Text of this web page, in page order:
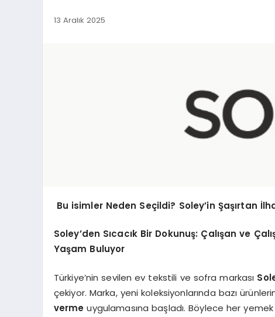
13 Aralık 2025
Bu isimler Neden Seçildi? Soley’in Şaşırtan
Soley’den Sıcacık Bir Dokunuş: Çalışan ve
Yaşam Buluyor
Türkiye’nin sevilen ev tekstili ve sofra markası
çekiyor. Marka, yeni koleksiyonlarında bazı
verme uygulamasına başladı. Böylece her